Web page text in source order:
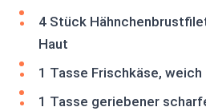
4 Stück
Haut
1 Tasse Frischkäse, weich
1 Tasse geriebener